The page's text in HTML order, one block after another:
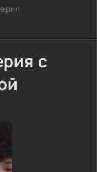
с